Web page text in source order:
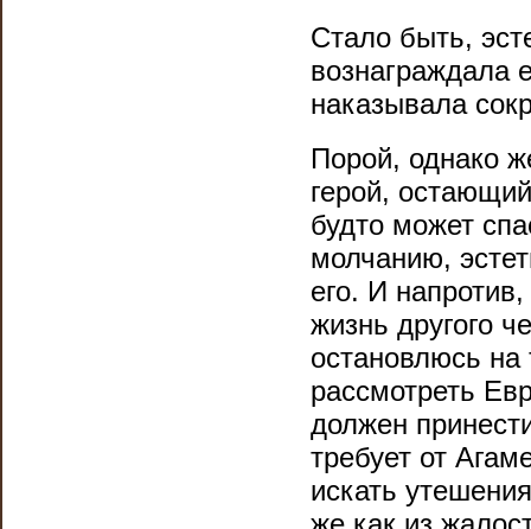
Стало быть,
вознаграждала
наказывала
Порой, однако
герой,
будто может
молчанию,
его. И напротив,
жизнь другого
остановлюсь на
рассмотреть
должен
требует от
искать